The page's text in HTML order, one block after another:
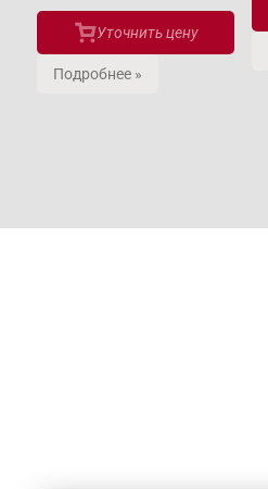
Уточнить цену
Подробнее »